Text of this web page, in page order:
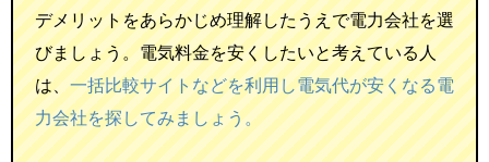
デメリットをあらかじめ理解したうえで電力会社を選
びましょう。電気料金を安くしたいと考えている人
は、一括比較サイトなどを利用し電気代が安くなる電
力会社を探してみましょう。